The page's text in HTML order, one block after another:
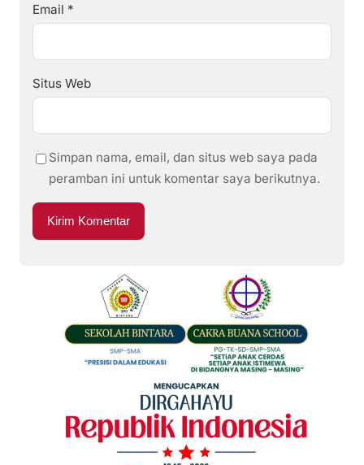
Email *
Situs Web
Simpan nama, email, dan situs web saya pada
peramban ini untuk komentar saya berikutnya.